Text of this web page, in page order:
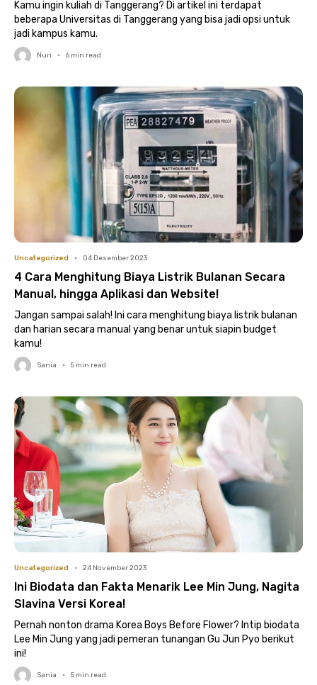
Kamu ingin kuliah di Tanggerang? Di artikel ini terdapat
beberapa Universitas di Tanggerang yang bisa jadi opsi untuk
jadi kampus kamu.
Nuri • 6 min read
Uncategorized • 04 Desember 2023
4 Cara Menghitung Biaya Listrik Bulanan Secara
Manual, hingga Aplikasi dan Website!
Jangan sampai salah! Ini cara menghitung biaya listrik bulanan
dan harian secara manual yang benar untuk siapin budget
kamu!
Sania • 5 min read
Uncategorized • 24 November 2023
Ini Biodata dan Fakta Menarik Lee Min Jung, Nagita
Slavina Versi Korea!
Pernah nonton drama Korea Boys Before Flower? Intip biodata
Lee Min Jung yang jadi pemeran tunangan Gu Jun Pyo berikut
ini!
Sania • 5 min read